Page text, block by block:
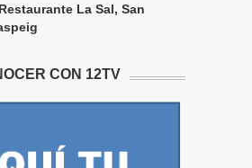
La Sal, San
CON 12TV